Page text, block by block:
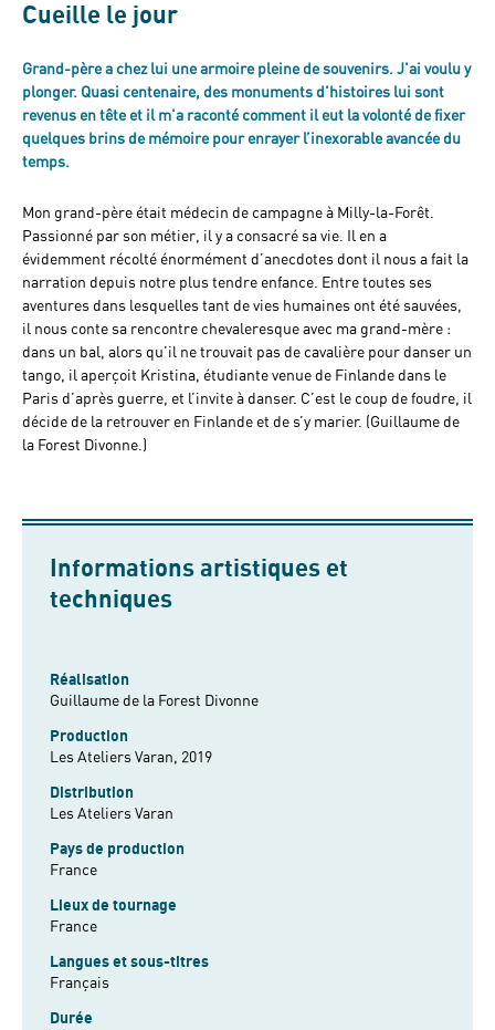
Cueille le jour
Grand-père a chez lui une armoire pleine de souvenirs. J'ai voulu y
plonger. Quasi centenaire, des monuments d'histoires lui sont
revenus en tête et il m'a raconté comment il eut la volonté de fixer
quelques brins de mémoire pour enrayer l’inexorable avancée du
temps.
Mon grand-père était médecin de campagne à Milly-la-Forêt.
Passionné par son métier, il y a consacré sa vie. Il en a
évidemment récolté énormément d’anecdotes dont il nous a fait la
narration depuis notre plus tendre enfance. Entre toutes ses
aventures dans lesquelles tant de vies humaines ont été sauvées,
il nous conte sa rencontre chevaleresque avec ma grand-mère :
dans un bal, alors qu’il ne trouvait pas de cavalière pour danser un
tango, il aperçoit Kristina, étudiante venue de Finlande dans le
Paris d’après guerre, et l’invite à danser. C’est le coup de foudre, il
décide de la retrouver en Finlande et de s’y marier. (Guillaume de
la Forest Divonne.)
Informations artistiques et
techniques
Réalisation
Guillaume de la Forest Divonne
Production
Les Ateliers Varan, 2019
Distribution
Les Ateliers Varan
Pays de production
France
Lieux de tournage
France
Langues et sous-titres
Français
Durée